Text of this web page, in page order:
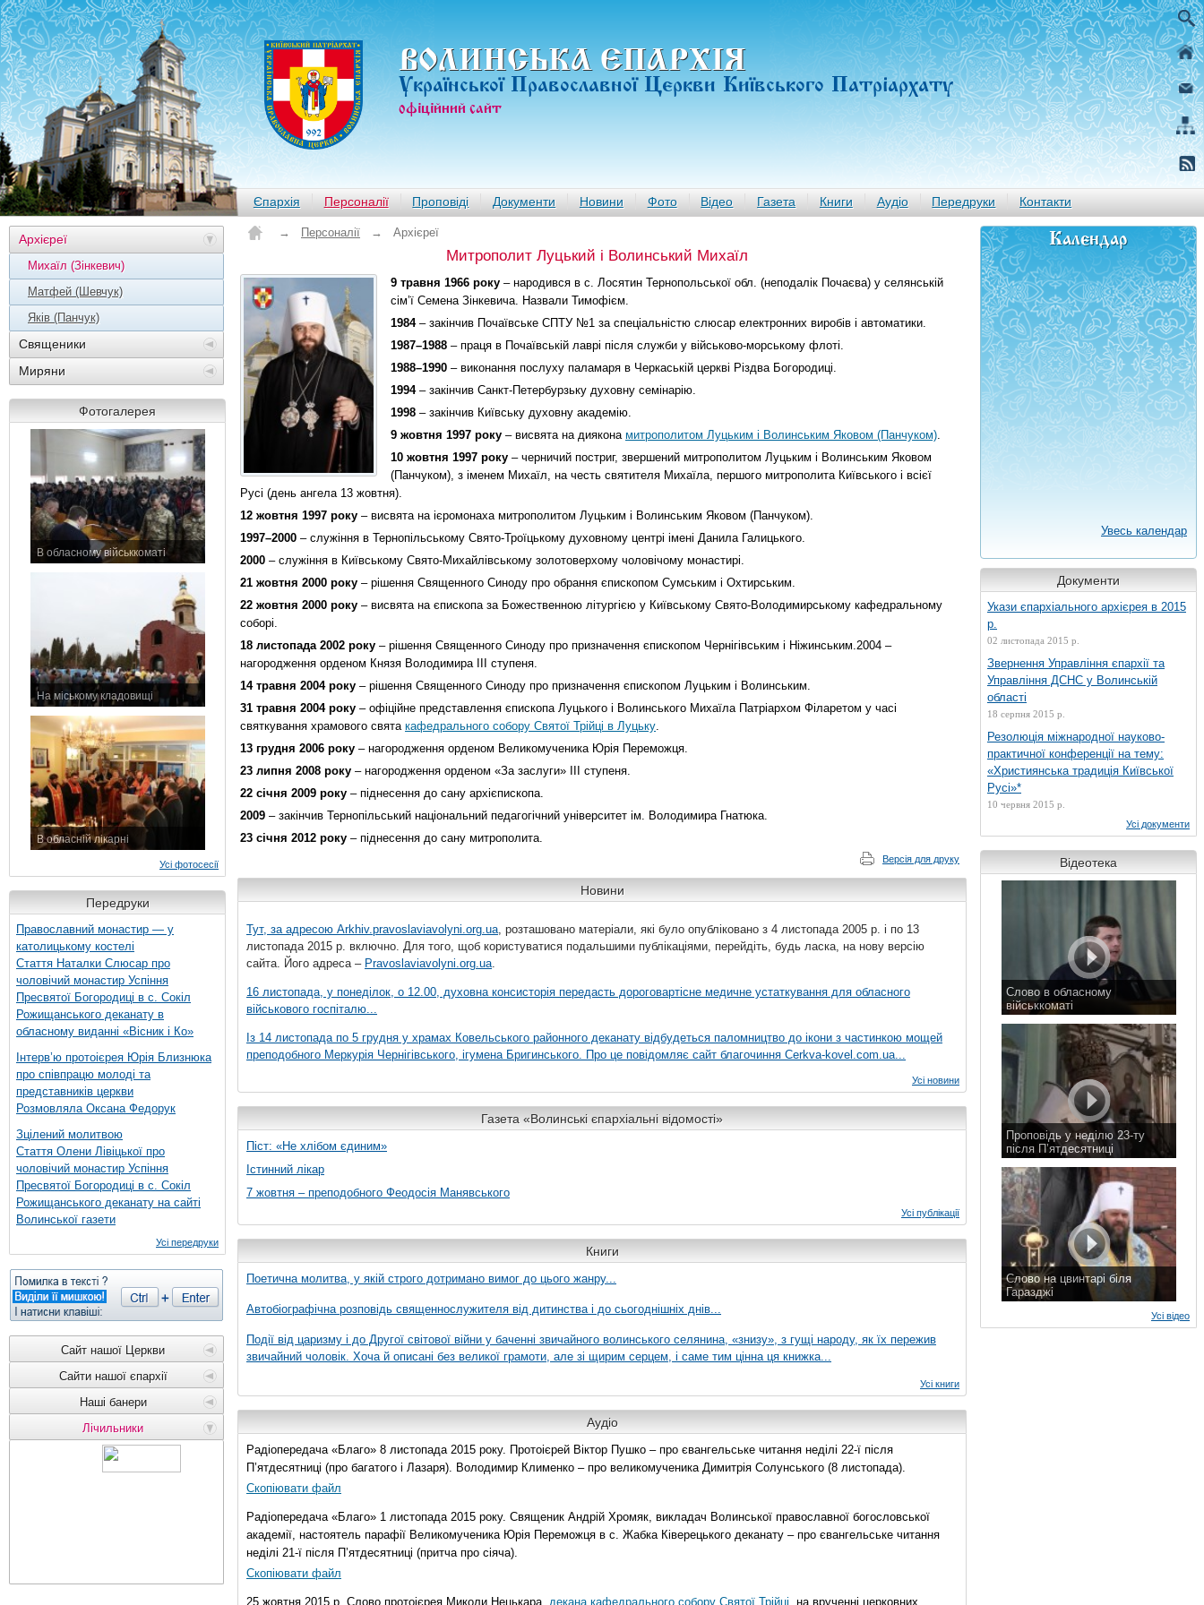
ВОЛИНСЬКА ЄПАРХIЯ
Української Православної Церкви Київського Патріархату
офiцiйний сайт
Єпархія Персоналії Проповіді Документи Новини Фото Відео Газета Книги Аудіо Передруки Контакти
Архієреї
Михаїл (Зінкевич)
Матфей (Шевчук)
Яків (Панчук)
Священики
Миряни
Фотогалерея
В обласному військкоматі
На міському кладовищі
В обласній лікарні
Усі фотосесії
Передруки
Православний монастир — у
католицькому костелі
Стаття Наталки Слюсар про
чоловічий монастир Успіння
Пресвятої Богородиці в с. Сокіл
Рожищанського деканату в
обласному виданні «Вісник і Ко»
Інтерв’ю протоієрея Юрія Близнюка
про співпрацю молоді та
представників церкви
Розмовляла Оксана Федорук
Зцілений молитвою
Стаття Олени Лівіцької про
чоловічий монастир Успіння
Пресвятої Богородиці в с. Сокіл
Рожищанського деканату на сайті
Волинської газети
Усі передруки
Сайт нашої Церкви
Сайти нашої єпархії
Наші банери
Лічильники
→ Персоналії → Архієреї
Митрополит Луцький і Волинський Михаїл
9 травня 1966 року – народився в с. Лосятин Тернопольської обл. (неподалік Почаєва) у селянській
сім’ї Семена Зінкевича. Назвали Тимофієм.
1984– закінчив Почаївське СПТУ №1 за спеціальністю слюсар електронних виробів і автоматики.
1987–1988 – праця в Почаївській лаврі після служби у військово-морському флоті.
1988–1990 – виконання послуху паламаря в Черкаській церкві Різдва Богородиці.
1994– закінчив Санкт-Петербурзьку духовну семінарію.
1998 – закінчив Київську духовну академію.
9 жовтня 1997 року – висвята на диякона митрополитом Луцьким і Волинським Яковом (Панчуком).
10 жовтня 1997 року – черничий постриг, звершений митрополитом Луцьким і Волинським Яковом
(Панчуком), з іменем Михаїл, на честь святителя Михаїла, першого митрополита Київського і всієї
Русі (день ангела 13 жовтня).
12 жовтня 1997 року – висвята на ієромонаха митрополитом Луцьким і Волинським Яковом (Панчуком).
1997–2000 – служіння в Тернопільському Свято-Троїцькому духовному центрі імені Данила Галицького.
2000 – служіння в Київському Свято-Михайлівському золотоверхому чоловічому монастирі.
21 жовтня 2000 року – рішення Священного Синоду про обрання єпископом Сумським і Охтирським.
22 жовтня 2000 року – висвята на єпископа за Божественною літургією у Київському Свято-Володимирському кафедральному
соборі.
18 листопада 2002 року – рішення Священного Синоду про призначення єпископом Чернігівським і Ніжинським.2004 –
нагородження орденом Князя Володимира ІІІ ступеня.
14 травня 2004 року – рішення Священного Синоду про призначення єпископом Луцьким і Волинським.
31 травня 2004 року – офіційне представлення єпископа Луцького і Волинського Михаїла Патріархом Філаретом у часі
святкування храмового свята кафедрального собору Святої Трійці в Луцьку.
13 грудня 2006 року – нагородження орденом Великомученика Юрія Переможця.
23 липня 2008 року – нагородження орденом «За заслуги» ІІІ ступеня.
22 січня 2009 року – піднесення до сану архієпископа.
2009 – закінчив Тернопільський національний педагогічний університет ім. Володимира Гнатюка.
23 січня 2012 року – піднесення до сану митрополита.
Версія для друку
Новини
Тут, за адресою Arkhiv.pravoslaviavolyni.org.ua, розташовано матеріали, які було опубліковано з 4 листопада 2005 р. і по 13
листопада 2015 р. включно. Для того, щоб користуватися подальшими публікаціями, перейдіть, будь ласка, на нову версію
сайта. Його адреса – Pravoslaviavolyni.org.ua.
16 листопада, у понеділок, о 12.00, духовна консисторія передасть дороговартісне медичне устаткування для обласного
військового госпіталю...
Із 14 листопада по 5 грудня у храмах Ковельського районного деканату відбудеться паломництво до ікони з частинкою мощей
преподобного Меркурія Чернігівського, ігумена Бригинського. Про це повідомляє сайт благочиння Сerkva-kovel.com.ua...
Усі новини
Газета «Волинські єпархіальні відомості»
Піст: «Не хлібом єдиним»
Істинний лікар
7 жовтня – преподобного Феодосія Манявського
Усі публікації
Книги
Поетична молитва, у якій строго дотримано вимог до цього жанру...
Автобіографічна розповідь священнослужителя від дитинства і до сьогоднішніх днів...
Події від царизму і до Другої світової війни у баченні звичайного волинського селянина, «знизу», з гущі народу, як їх пережив
звичайний чоловік. Хоча й описані без великої грамоти, але зі щирим серцем, і саме тим цінна ця книжка...
Усі книги
Аудіо
Радіопередача «Благо» 8 листопада 2015 року. Протоієрей Віктор Пушко – про євангельське читання неділі 22-ї після
П’ятдесятниці (про багатого і Лазаря). Володимир Клименко – про великомученика Димитрія Солунського (8 листопада).
Скопіювати файл
Радіопередача «Благо» 1 листопада 2015 року. Священик Андрій Хромяк, викладач Волинської православної богословської
академії, настоятель парафії Великомученика Юрія Переможця в с. Жабка Ківерецького деканату – про євангельське читання
неділі 21-ї після П’ятдесятниці (притча про сіяча).
Скопіювати файл
25 жовтня 2015 р. Слово протоієрея Миколи Нецькара, декана кафедрального собору Святої Трійці , на врученні церковних
Календар
Увесь календар
Документи
Укази єпархіального архієрея в 2015
р.
02 листопада 2015 р.
Звернення Управління єпархії та
Управління ДСНС у Волинській
області
18 серпня 2015 р.
Резолюція міжнародної науково-
практичної конференції на тему:
«Християнська традиція Київської
Русі»*
10 червня 2015 р.
Усі документи
Відеотека
Слово в обласному
військкоматі
Проповідь у неділю 23-ту
після П’ятдесятниці
Слово на цвинтарі біля
Гаразджі
Усі відео